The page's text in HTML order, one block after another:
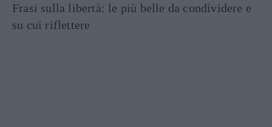
Frasi sulla libertà: le più belle da condividere e
su cui riflettere